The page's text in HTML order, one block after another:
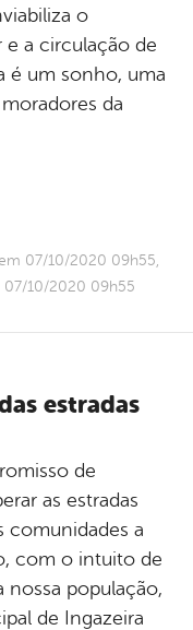
o
a circulação de
é um sonho, uma
da
07/10/2020 09h55,
07/10/2020 09h55
estradas
de
as estradas
comunidades a
com o intuito de
nossa população,
de Ingazeira